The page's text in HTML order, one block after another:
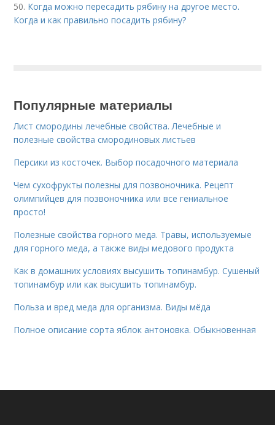
50. Когда можно пересадить рябину на другое место.
Когда и как правильно посадить рябину?
Популярные материалы
Лист смородины лечебные свойства. Лечебные и
полезные свойства смородиновых листьев
Персики из косточек. Выбор посадочного материала
Чем сухофрукты полезны для позвоночника. Рецепт
олимпийцев для позвоночника или все гениальное
просто!
Полезные свойства горного меда. Травы, используемые
для горного меда, а также виды медового продукта
Как в домашних условиях высушить топинамбур. Сушеный
топинамбур или как высушить топинамбур.
Польза и вред меда для организма. Виды мёда
Полное описание сорта яблок антоновка. Обыкновенная